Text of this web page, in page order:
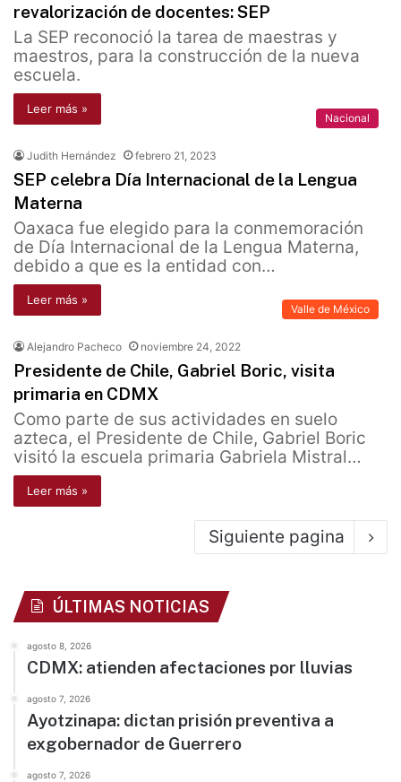
revalorización de docentes: SEP
La SEP reconoció la tarea de maestras y
maestros, para la construcción de la nueva
escuela.
Leer más »
Nacional
Judith Hernández febrero 21, 2023
SEP celebra Día Internacional de la Lengua
Materna
Oaxaca fue elegido para la conmemoración
de Día Internacional de la Lengua Materna,
debido a que es la entidad con…
Leer más »
Valle de México
Alejandro Pacheco noviembre 24, 2022
Presidente de Chile, Gabriel Boric, visita
primaria en CDMX
Como parte de sus actividades en suelo
azteca, el Presidente de Chile, Gabriel Boric
visitó la escuela primaria Gabriela Mistral…
Leer más »
Siguiente pagina
ÚLTIMAS NOTICIAS
agosto 8, 2026
CDMX: atienden afectaciones por lluvias
agosto 7, 2026
Ayotzinapa: dictan prisión preventiva a
exgobernador de Guerrero
agosto 7, 2026